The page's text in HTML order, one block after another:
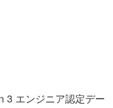
3 エンジニア認定デー